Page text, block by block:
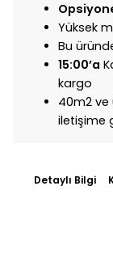
Yüksek
Bu
15:00’a
kargo
40m2 ve
iletişime
Detaylı Bilgi